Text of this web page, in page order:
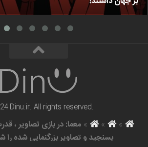
Dinu.ir. All rights reserved.
»
»
» معما: در بازی تصاویر ،
بسنجید و تصاویر بزرگنمایی شده را